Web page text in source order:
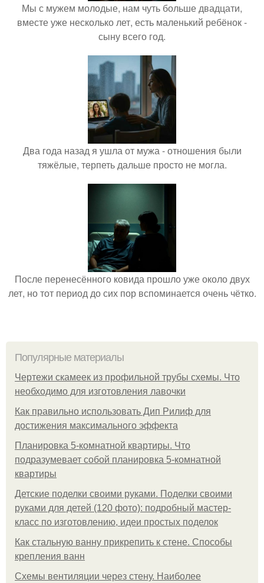
Мы с мужем молодые, нам чуть больше двадцати,
вместе уже несколько лет, есть маленький ребёнок -
сыну всего год.
Два года назад я ушла от мужа - отношения были
тяжёлые, терпеть дальше просто не могла.
После перенесённого ковида прошло уже около двух
лет, но тот период до сих пор вспоминается очень чётко.
Популярные материалы
Чертежи скамеек из профильной трубы схемы. Что
необходимо для изготовления лавочки
Как правильно использовать Дип Рилиф для
достижения максимального эффекта
Планировка 5-комнатной квартиры. Что
подразумевает собой планировка 5-комнатной
квартиры
Детские поделки своими руками. Поделки своими
руками для детей (120 фото): подробный мастер-
класс по изготовлению, идеи простых поделок
Как стальную ванну прикрепить к стене. Способы
крепления ванн
Схемы вентиляции через стену. Наиболее